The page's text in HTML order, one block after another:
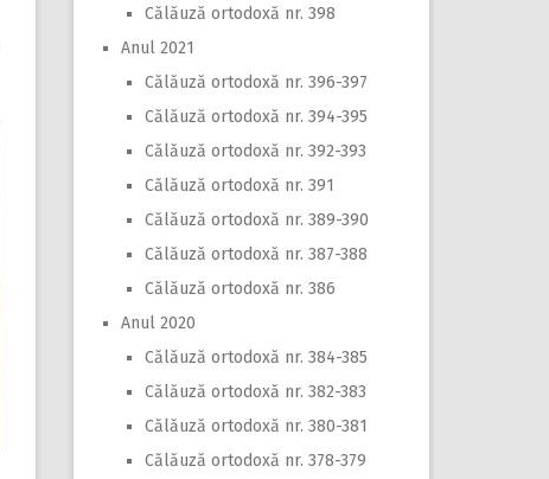
Călăuză ortodoxă nr. 398
Anul 2021
Călăuză ortodoxă nr. 396-397
Călăuză ortodoxă nr. 394-395
Călăuză ortodoxă nr. 392-393
Călăuză ortodoxă nr. 391
Călăuză ortodoxă nr. 389-390
Călăuză ortodoxă nr. 387-388
Călăuză ortodoxă nr. 386
Anul 2020
Călăuză ortodoxă nr. 384-385
Călăuză ortodoxă nr. 382-383
Călăuză ortodoxă nr. 380-381
Călăuză ortodoxă nr. 378-379